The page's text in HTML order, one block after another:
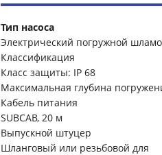
Тип насоса
Электрический погружной
Классификация
Класс защиты: IP 68
Максимальная глубина
Кабель питания
SUBCAB, 20 м
Выпускной штуцер
Шланговый или резьбовой для